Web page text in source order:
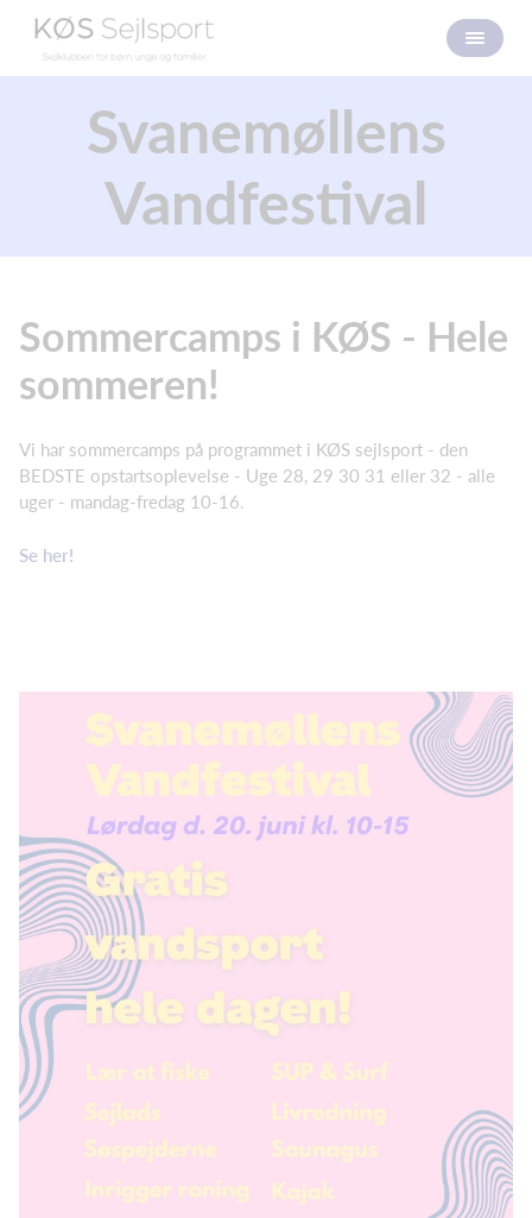
Svanemøllens
Vandfestival
Sommercamps i KØS - Hele
sommeren!
Vi har sommercamps på programmet i KØS sejlsport - den
BEDSTE opstartsoplevelse - Uge 28, 29 30 31 eller 32 - alle
uger - mandag-fredag 10-16.
Se her!